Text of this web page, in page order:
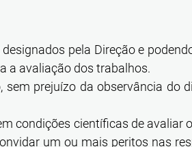
pela Direção e
a avaliação dos trabalhos.
prejuízo da observância do
condições científicas de avaliar
um ou mais peritos nas